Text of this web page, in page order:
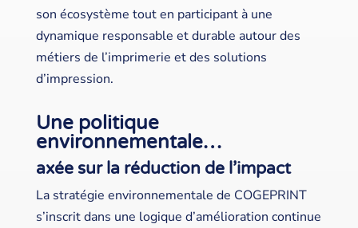
son écosystème tout en participant à une
dynamique responsable et durable autour des
métiers de l’imprimerie et des solutions
d’impression.
Une politique
environnementale…
axée sur la réduction de l’impact
La stratégie environnementale de COGEPRINT
s’inscrit dans une logique d’amélioration continue